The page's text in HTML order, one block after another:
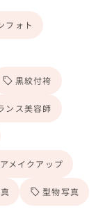
フォト
黒紋付袴
ンス美容師
メイクアップ
型物写真